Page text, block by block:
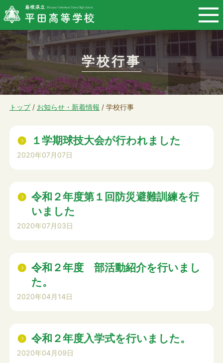
このページの本文へ
学校行事
現
トップ/ お知らせ・新着情報 / 学校行事
１学期球技大会が行われました
2020年07月07日
令和２年度第１回防災避難訓練を行
いました
2020年07月03日
令和２年度 部活動紹介を行いまし
た。
2020年04月14日
令和２年度入学式を行いました。
2020年04月09日